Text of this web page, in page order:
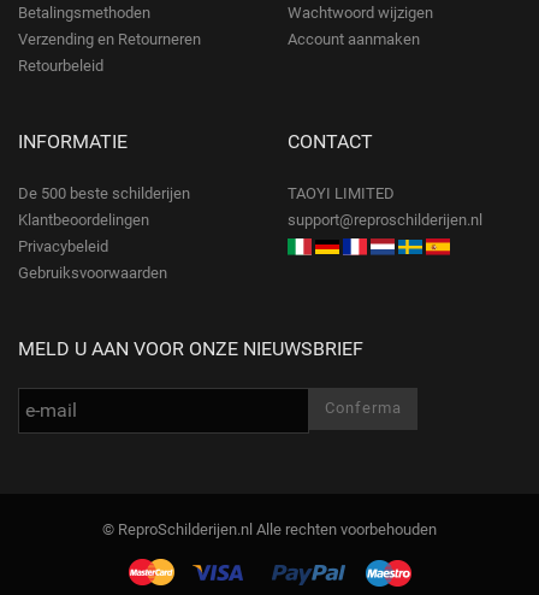
Betalingsmethoden
Verzending en Retourneren
Retourbeleid
Wachtwoord wijzigen
Account aanmaken
INFORMATIE
De 500 beste schilderijen
Klantbeoordelingen
Privacybeleid
Gebruiksvoorwaarden
CONTACT
TAOYI LIMITED
support@reproschilderijen.nl
MELD U AAN VOOR ONZE NIEUWSBRIEF
© ReproSchilderijen.nl Alle rechten voorbehouden